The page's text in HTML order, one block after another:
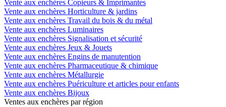
Vente aux enchères Copieurs & Imprimantes
Vente aux enchères Horticulture & jardins
Vente aux enchères Travail du bois & du métal
Vente aux enchères Luminaires
Vente aux enchères Signalisation et sécurité
Vente aux enchères Jeux & Jouets
Vente aux enchères Engins de manutention
Vente aux enchères Pharmaceutique & chimique
Vente aux enchères Métallurgie
Vente aux enchères Puériculture et articles pour enfants
Vente aux enchères Bijoux
Ventes aux enchères par région